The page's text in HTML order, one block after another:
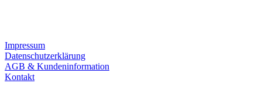
Impressum
Datenschutzerklärung
AGB & Kundeninformation
Kontakt